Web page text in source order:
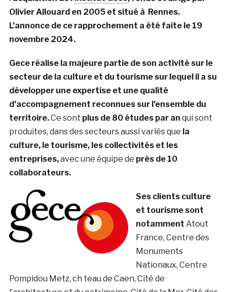
Olivier Allouard en 2005 et situé à Rennes.
L’annonce de ce rapprochement a été faite le 19
novembre 2024.
Gece réalise la majeure partie de son activité sur le
secteur de la culture et du tourisme sur lequel il a su
développer une expertise et une qualité
d’accompagnement reconnues sur l’ensemble du
territoire.Ce sont plus de 80 études par an qui sont
produites, dans des secteurs aussi variés que la
culture, le tourisme, les collectivités et les
entreprises,avec une équipe de près de 10
collaborateurs.
Ses clients culture
et tourisme sont
notamment Atout
France, Centre des
Monuments
Nationaux, Centre
Pompidou Metz, ch teau de Caen, Cité de